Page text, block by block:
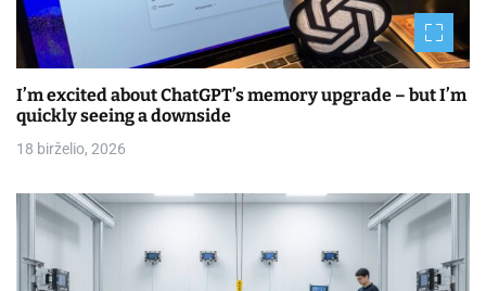
I’m excited about ChatGPT’s memory upgrade – but I’m
quickly seeing a downside
18 birželio, 2026